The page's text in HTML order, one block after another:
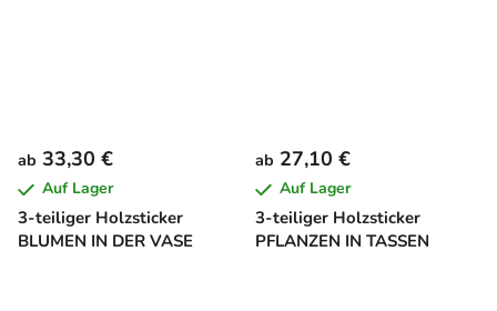
3-teiliger Holzsticker
BLUMEN IN DER VASE
ab 33,30 €
Auf Lager
3-teiliger Holzsticker
PFLANZEN IN TASSEN
ab 27,10 €
Auf Lager